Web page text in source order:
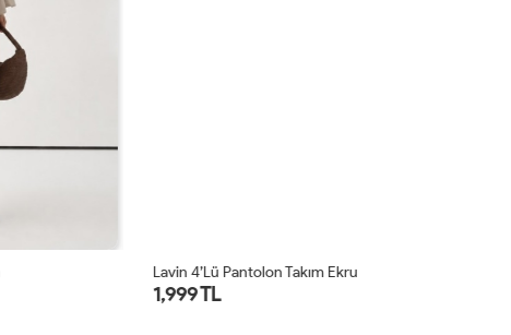
Lavin 4’lü Pantolon Takım Ekru
1,999 TL